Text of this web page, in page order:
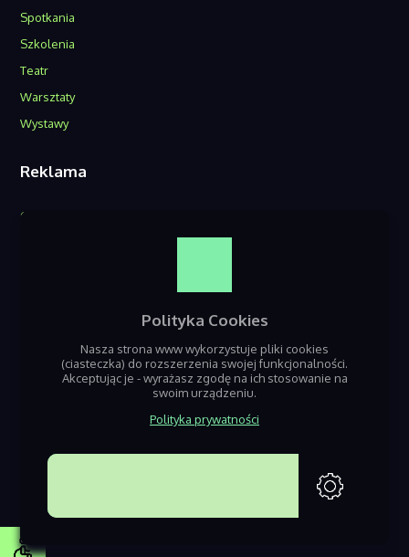
Spotkania
Szkolenia
Teatr
Warsztaty
Wystawy
Reklama
O nas
Sosnowca i Dąbrowy Górniczej – dobrze trafiłeś! Nazaglebiu.pl to seriws
poświęcony gromadzeniu informacji o nadchodzacych eventach i
Polityka Cookies
Nasza strona www wykorzystuje pliki cookies
(ciasteczka) do rozszerzenia swojej funkcjonalności.
Akceptując je - wyrażasz zgodę na ich stosowanie na
swoim urządzeniu.
Polityka prywatności